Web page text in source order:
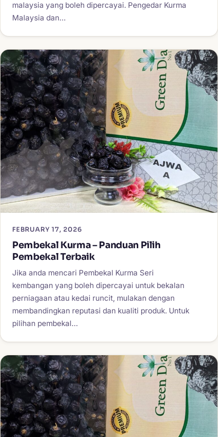
malaysia yang boleh dipercayai. Pengedar Kurma
Malaysia dan…
FEBRUARY 17, 2026
Pembekal Kurma – Panduan Pilih
Pembekal Terbaik
Jika anda mencari Pembekal Kurma Seri
kembangan yang boleh dipercayai untuk bekalan
perniagaan atau kedai runcit, mulakan dengan
membandingkan reputasi dan kualiti produk. Untuk
pilihan pembekal…